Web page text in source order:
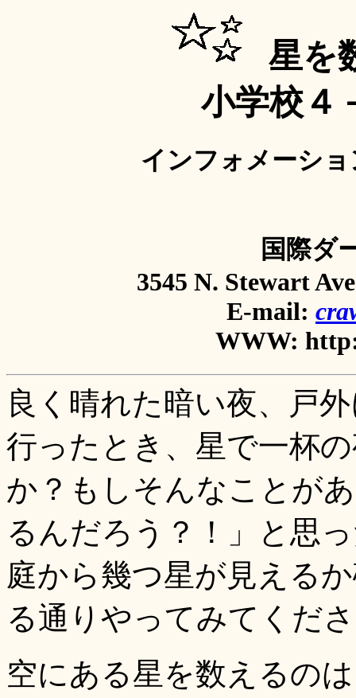
星を
小学校４
インフォメーショ
国際ダ
3545 N. Stewart
E-mail:
WWW:
良く晴れた暗い夜、戸
行ったとき、星で一杯
か？もしそんなことが
るんだろう？！」と思
庭から幾つ星が見える
る通りやってみてくだ
空にある星を数えるの